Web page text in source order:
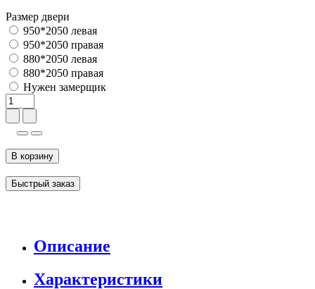
Размер двери
950*2050 левая
950*2050 правая
880*2050 левая
880*2050 правая
Нужен замерщик
В корзину
Быстрый заказ
Описание
Характеристики